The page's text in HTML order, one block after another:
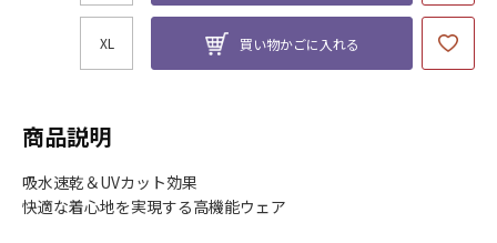
XL 買い物かごに入れる
商品説明
吸水速乾＆UVカット効果
快適な着心地を実現する高機能ウェア